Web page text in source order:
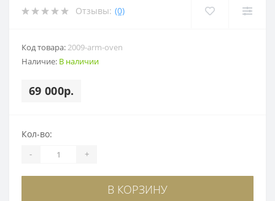
Отзывы: (0)
Код товара:2009-arm-oven
Наличие: В наличии
69 000р.
Кол-во:
- +
В КОРЗИНУ